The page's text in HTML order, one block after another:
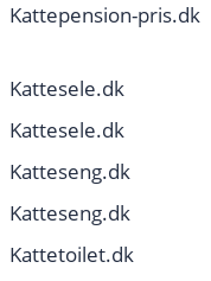
Kattepension-pris.dk
Kattesele.dk
Kattesele.dk
Katteseng.dk
Katteseng.dk
Kattetoilet.dk